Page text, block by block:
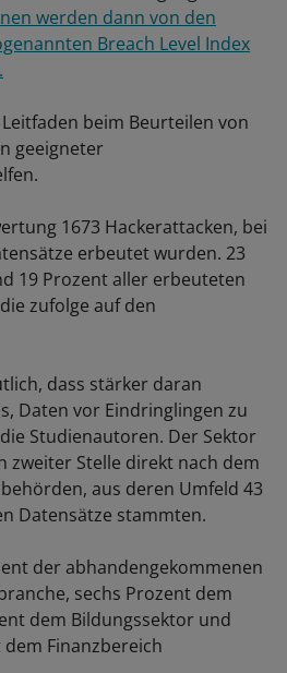
werden dann von den
Breach Level Index
beim Beurteilen von
geeigneter
1673 Hackerattacken, bei
erbeutet wurden. 23
19 Prozent aller erbeuteten
zufolge auf den
dass stärker daran
Daten vor Eindringlingen zu
Studienautoren. Der Sektor
zweiter Stelle direkt nach dem
aus deren Umfeld 43
Datensätze stammten.
der abhandengekommenen
sechs Prozent dem
dem Bildungssektor und
Finanzbereich